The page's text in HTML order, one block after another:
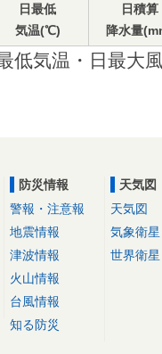
日最低
気温(℃)
日積算
降水量
低気温・日最大
防災情報
警報・注意報
地震情報
津波情報
火山情報
台風情報
知る防災
天気図
天気図
気象衛星
世界衛星